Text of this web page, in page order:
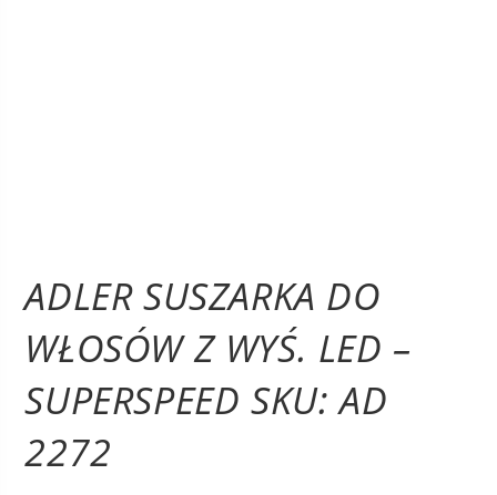
ADLER SUSZARKA DO
WŁOSÓW Z WYŚ. LED –
SUPERSPEED SKU: AD
2272